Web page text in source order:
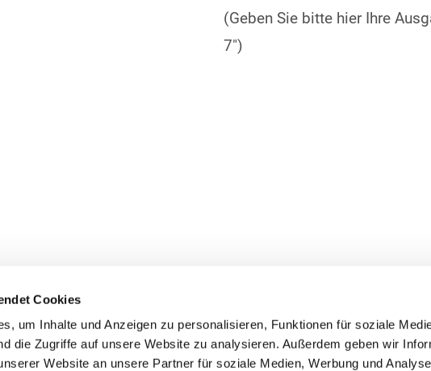
Cookies
um Inhalte und Anzeigen zu personalisieren, Funktionen für soziale
die Zugriffe auf unsere Website zu analysieren. Außerdem geben wir
Website an unsere Partner für soziale Medien, Werbung und
(Geben Sie bitte hier Ihre
7")